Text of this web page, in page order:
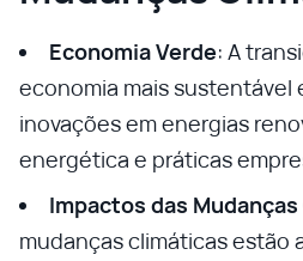
Economia Verde: A
economia mais sustentável
inovações em energias
energética e práticas
Impactos das
mudanças climáticas estão